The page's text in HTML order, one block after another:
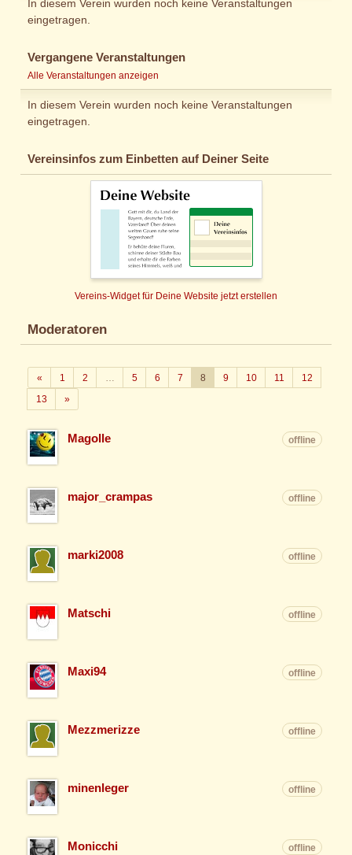
In diesem Verein wurden noch keine Veranstaltungen
eingetragen.
Vergangene Veranstaltungen
Alle Veranstaltungen anzeigen
In diesem Verein wurden noch keine Veranstaltungen
eingetragen.
Vereinsinfos zum Einbetten auf Deiner Seite
Vereins-Widget für Deine Website jetzt erstellen
Moderatoren
«Zurück
1 2 5 6 7 8 9 10 11
12
13
»Weiter
Magolle offline
major_crampas offline
marki2008 offline
Matschi offline
Maxi94 offline
Mezzmerizze offline
minenleger offline
Monicchi offline